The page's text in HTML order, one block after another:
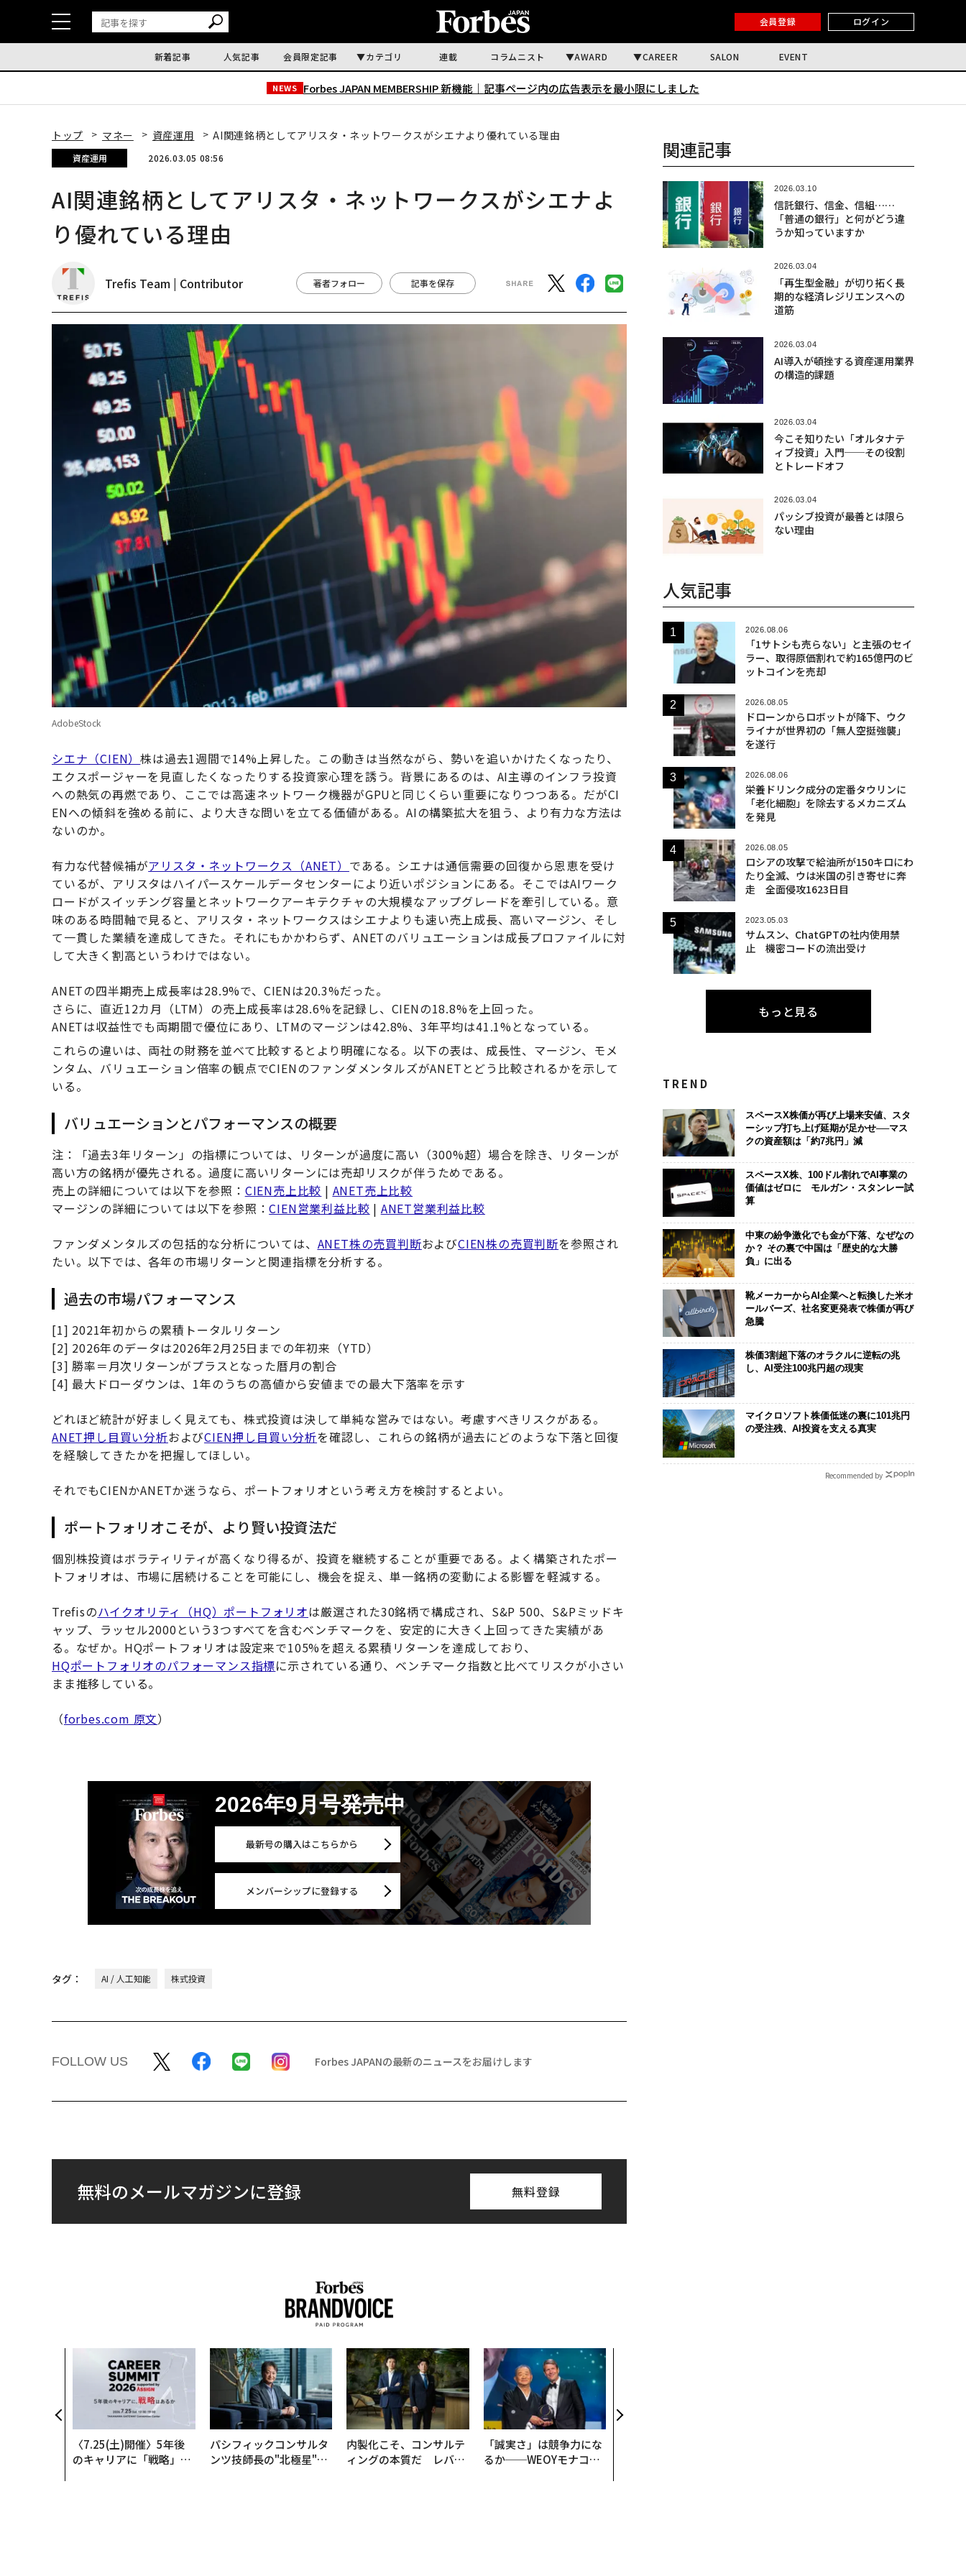
会員登録 ログイン
新着記事 人気記事 会員限定記事 カテゴリ 連載 コラムニスト AWARD CAREER SALON EVENT
NEWS Forbes JAPAN MEMBERSHIP 新機能｜ 記事ページ内の広告表示を最小限にしました
トップ マネー 資産運用 AI関連銘柄としてアリスタ・ネットワークスがシエナより優れている理由
資産運用 2026.03.05 08:56
AI関連銘柄としてアリスタ・ネットワークスがシエナよ
り優れている理由
Trefis Team | Contributor 著者フォロー 記事を保存
AdobeStock
シエナ（CIEN）株は過去1週間で14%上昇した。この動きは当然ながら、勢いを追いかけたくなったり、
エクスポージャーを見直したくなったりする投資家心理を誘う。背景にあるのは、AI主導のインフラ投資
への熱気の再燃であり、ここでは高速ネットワーク機器がGPUと同じくらい重要になりつつある。だがCI
ENへの傾斜を強める前に、より大きな問いを立てる価値がある。AIの構築拡大を狙う、より有力な方法は
ないのか。
有力な代替候補がアリスタ・ネットワークス（ANET） である。シエナは通信需要の回復から恩恵を受け
ているが、アリスタはハイパースケールデータセンターにより近いポジションにある。そこではAIワーク
ロードがスイッチング容量とネットワークアーキテクチャの大規模なアップグレードを牽引している。意
味のある時間軸で見ると、アリスタ・ネットワークスはシエナよりも速い売上成長、高いマージン、そし
て一貫した業績を達成してきた。それにもかかわらず、ANETのバリュエーションは成長プロファイルに対
して大きく割高というわけではない。
ANETの四半期売上成長率は28.9%で、CIENは20.3%だった。
さらに、直近12カ月（LTM）の売上成長率は28.6%を記録し、CIENの18.8%を上回った。
ANETは収益性でも両期間で優位にあり、LTMのマージンは42.8%、3年平均は41.1%となっている。
これらの違いは、両社の財務を並べて比較するとより明確になる。以下の表は、成長性、マージン、モメ
ンタム、バリュエーション倍率の観点でCIENのファンダメンタルズがANETとどう比較されるかを示して
いる。
バリュエーションとパフォーマンスの概要
注：「過去3年リターン」の指標については、リターンが過度に高い（300%超）場合を除き、リターンが
高い方の銘柄が優先される。過度に高いリターンには売却リスクが伴うためである。
売上の詳細については以下を参照： CIEN売上比較 | ANET売上比較
マージンの詳細については以下を参照：CIEN営業利益比較 | ANET営業利益比較
ファンダメンタルズの包括的な分析については、 ANET株の売買判断およびCIEN株の売買判断を参照され
たい。以下では、各年の市場リターンと関連指標を分析する。
過去の市場パフォーマンス
[1] 2021年初からの累積トータルリターン
[2] 2026年のデータは2026年2月25日までの年初来（YTD）
[3] 勝率＝月次リターンがプラスとなった暦月の割合
[4] 最大ドローダウンは、1年のうちの高値から安値までの最大下落率を示す
どれほど統計が好ましく見えても、株式投資は決して単純な営みではない。考慮すべきリスクがある。
ANET押し目買い分析およびCIEN押し目買い分析を確認し、これらの銘柄が過去にどのような下落と回復
を経験してきたかを把握してほしい。
それでもCIENかANETか迷うなら、ポートフォリオという考え方を検討するとよい。
ポートフォリオこそが、より賢い投資法だ
個別株投資はボラティリティが高くなり得るが、投資を継続することが重要である。よく構築されたポー
トフォリオは、市場に居続けることを可能にし、機会を捉え、単一銘柄の変動による影響を軽減する。
Trefisのハイクオリティ（HQ）ポートフォリオは厳選された30銘柄で構成され、S&P 500、S&Pミッドキ
ャップ、ラッセル2000という3つすべてを含むベンチマークを、安定的に大きく上回ってきた実績があ
る。なぜか。HQポートフォリオは設定来で105%を超える累積リターンを達成しており、
HQポートフォリオのパフォーマンス指標に示されている通り、ベンチマーク指数と比べてリスクが小さい
まま推移している。
（forbes.com 原文）
2026年9月号発売中
最新号の購入はこちらから
メンバーシップに登録する
タグ： AI / 人工知能 株式投資
FOLLOW US Forbes JAPANの最新のニュースをお届けします
無料のメールマガジンに登録 無料登録
〈7.25(土)開催〉5年後
のキャリアに「戦略」は
パシフィックコンサルタ
ンツ技師長の"北極星"。
内製化こそ、コンサルテ
ィングの本質だ レバレ
「誠実さ」は競争力にな
るか──WEOYモナコで
ションの10年
関連記事
2026.03.10
信託銀行、信金、信組……
「普通の銀行」と何がどう違
うか知っていますか
2026.03.04
「再生型金融」が切り拓く長
期的な経済レジリエンスへの
道筋
2026.03.04
AI導入が頓挫する資産運用業界
の構造的課題
2026.03.04
今こそ知りたい「オルタナテ
ィブ投資」入門──その役割
とトレードオフ
2026.03.04
パッシブ投資が最善とは限ら
ない理由
人気記事
2026.08.06
「1サトシも売らない」と主張のセイ
ラー、取得原価割れで約165億円のビ
ットコインを売却
2026.08.05
ドローンからロボットが降下、ウク
ライナが世界初の「無人空挺強襲」
を遂行
2026.08.06
栄養ドリンク成分の定番タウリンに
「老化細胞」を除去するメカニズム
を発見
2026.08.05
ロシアの攻撃で給油所が150キロにわ
たり全滅、ウは米国の引き寄せに奔
走 全面侵攻1623日目
2023.05.03
サムスン、ChatGPTの社内使用禁
止 機密コードの流出受け
もっと見る
TREND
スペースX株価が再び上場来安値、スタ
ーシップ打ち上げ延期が足かせ──マス
クの資産額は「約7兆円」減
スペースX株、100ドル割れでAI事業の
価値はゼロに モルガン・スタンレー試
算
中東の紛争激化でも金が下落、なぜなの
か？ その裏で中国は「歴史的な大勝
負」に出る
靴メーカーからAI企業へと転換した米オ
ールバーズ、社名変更発表で株価が再び
急騰
株価3割超下落のオラクルに逆転の兆
し、AI受注100兆円超の現実
マイクロソフト株価低迷の裏に101兆円
の受注残、AI投資を支える真実
Recommended by